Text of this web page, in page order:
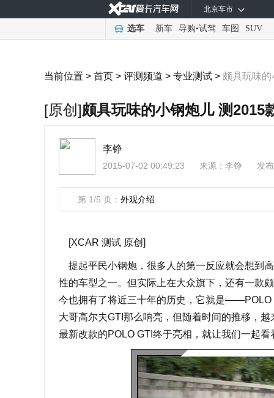
北京车市
选车 新车 导购•试驾 车图 SUV
当前位置 > 首页 > 评测频道 > 专业测试 > 颇具玩味
[原创]颇具玩味的小钢炮儿 测2015
李铮
2015-07-02 00:49:23 来源： 李铮 发
第 1/5 页： 外观介绍
[XCAR 测试 原创]
提起平民小钢炮，很多人的第一反应就会想到
性的车型之一。但实际上在大众旗下，还有一款
今也拥有了将近三十年的历史，它就是——POLO
大哥高尔夫GTI那么响亮，但随着时间的推移，
最新改款的POLO GTI终于亮相，就让我们一起